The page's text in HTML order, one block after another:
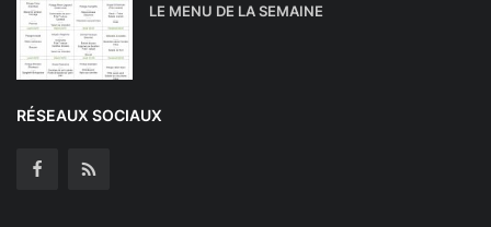
LE MENU DE LA SEMAINE
RÉSEAUX SOCIAUX